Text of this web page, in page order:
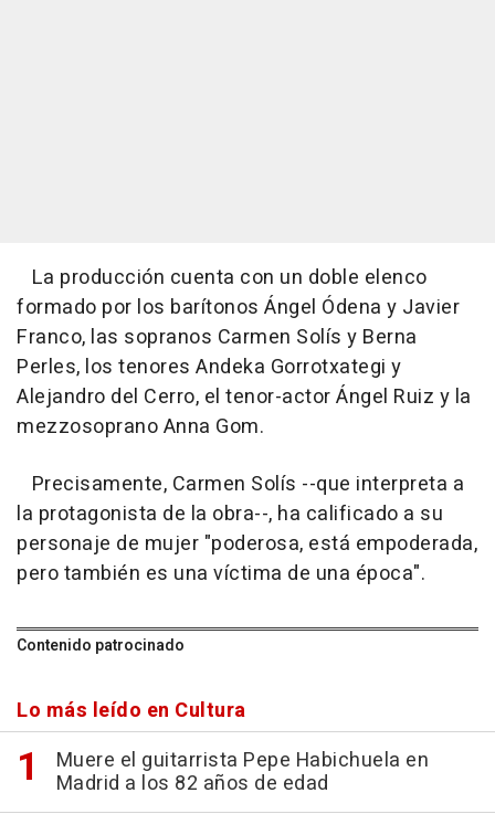
La producción cuenta con un doble elenco
formado por los barítonos Ángel Ódena y Javier
Franco, las sopranos Carmen Solís y Berna
Perles, los tenores Andeka Gorrotxategi y
Alejandro del Cerro, el tenor-actor Ángel Ruiz y la
mezzosoprano Anna Gom.
Precisamente, Carmen Solís --que interpreta a
la protagonista de la obra--, ha calificado a su
personaje de mujer "poderosa, está empoderada,
pero también es una víctima de una época".
Contenido patrocinado
Lo más leído en Cultura
Muere el guitarrista Pepe Habichuela en
Madrid a los 82 años de edad